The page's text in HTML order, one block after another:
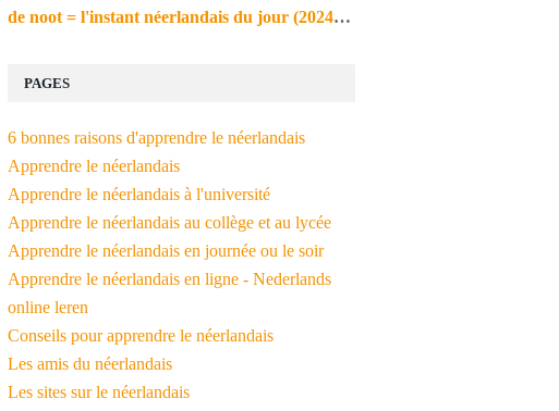
de noot = l'instant néerlandais du jour (2024_09_09)
PAGES
6 bonnes raisons d'apprendre le néerlandais
Apprendre le néerlandais
Apprendre le néerlandais à l'université
Apprendre le néerlandais au collège et au lycée
Apprendre le néerlandais en journée ou le soir
Apprendre le néerlandais en ligne - Nederlands
online leren
Conseils pour apprendre le néerlandais
Les amis du néerlandais
Les sites sur le néerlandais